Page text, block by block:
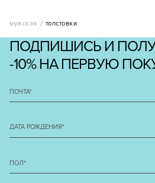
мужская толстовки
ПОДПИШИСЬ И
-10% НА ПЕРВУЮ
ПОЧТА*
ДАТА РОЖДЕНИЯ*
ПОЛ*